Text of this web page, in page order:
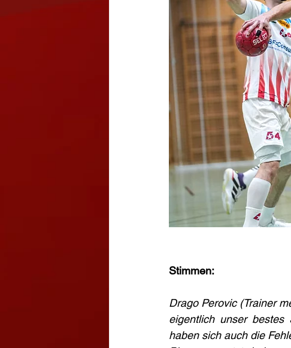
Stimmen:
Drago Perovic (Trainer
eigentlich unser
haben sich auch die